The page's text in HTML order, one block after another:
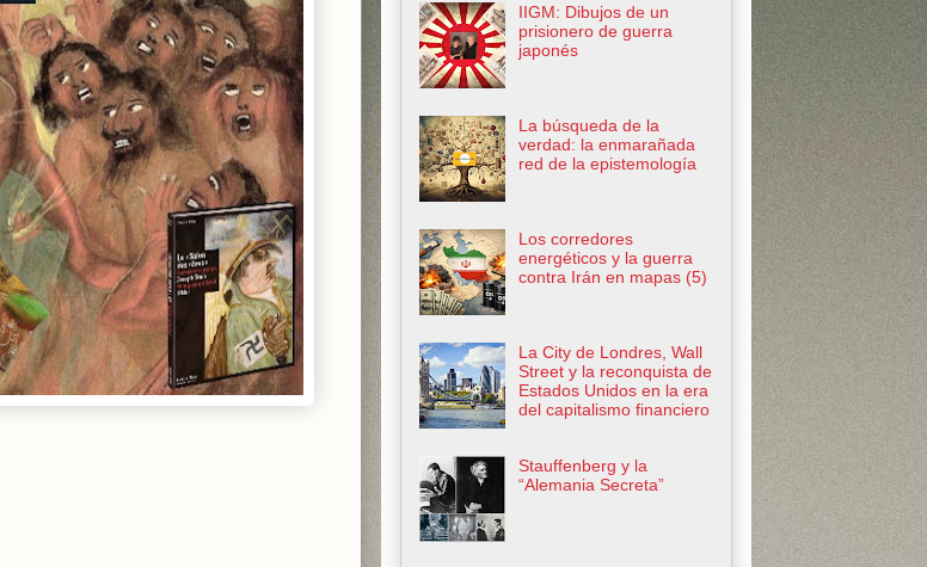
IIGM: Dibujos de un
prisionero de guerra
japonés
La búsqueda de la
verdad: la enmarañada
red de la epistemología
Los corredores
energéticos y la guerra
contra Irán en mapas (5)
La City de Londres, Wall
Street y la reconquista de
Estados Unidos en la era
del capitalismo financiero
Stauffenberg y la
“Alemania Secreta”